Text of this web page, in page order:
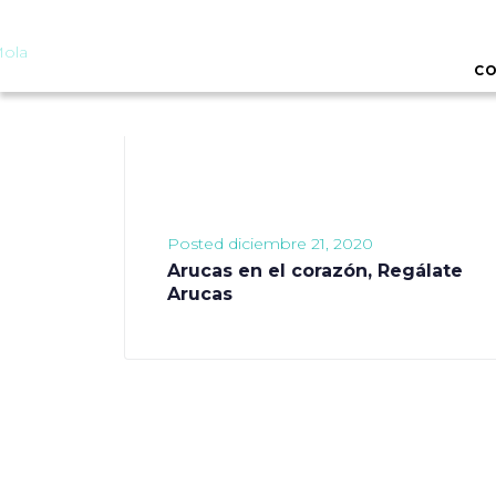
Posted diciembre 21, 2020
Arucas en el corazón, Regálate
Arucas